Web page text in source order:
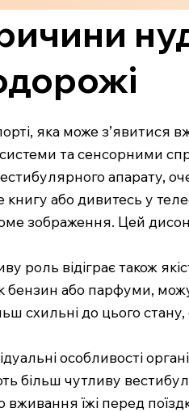
яка може з’явитися
системи та сенсорними
апарату,
книгу або дивитесь у
зображення. Цей
роль відіграє також
бензин або парфуми,
схильні до цього
особливості
більш чутливу
вживання їжі перед